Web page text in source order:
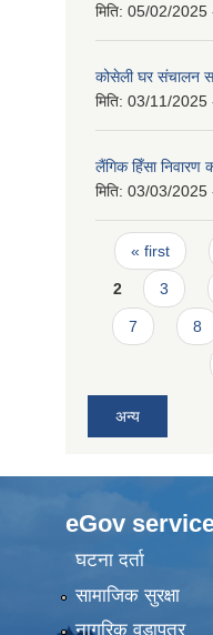
मिति: 05/02/2025
कोसेली घर संचालन
मिति: 03/11/2025
लैंगिक हिँसा निवारण
मिति: 03/03/2025
Pages
« first
2 3
7 8
अन्य
eGov
घटना दर्ता
सामाजिक सुरक्षा
नागरिक वडापत्र